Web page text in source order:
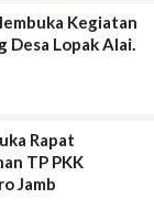
Kegiatan
Desa Lopak Alai.
Rapat
TP PKK
Jamb